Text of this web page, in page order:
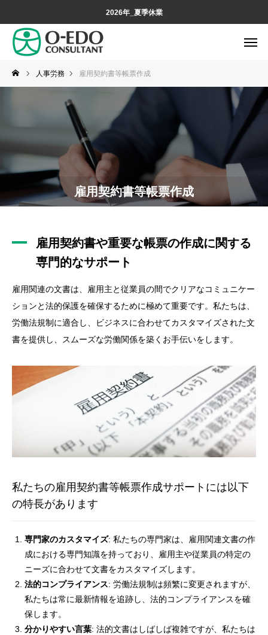
2026年_夏季休業
人事労務 雇用契約書等帳票作成
雇用契約書等帳票作成
雇用契約書や重要な帳票の作成に関する
専門的なサポート
雇用関連の文書は、雇用主と従業員の間でクリアなコミュニケー
ションと法的保護を確保するために極めて重要です。私たちは、
労働法規制に適合し、ビジネスに合わせてカスタマイズされた文
書を提供し、スムーズな労働関係を築くお手伝いをします。
私たちの雇用契約書等帳票作成サポートには以下
の特長があります
専門家のカスタマイズ: 私たちの専門家は、雇用関連文書の作
成における専門知識を持っており、雇用主や従業員の特定の
ニーズに合わせて文書をカスタマイズします。
法的コンプライアンス: 労働法規制は頻繁に変更されますが、
私たちは常に最新情報を追跡し、法的コンプライアンスを確
保します。
分かりやすい言葉: 法的文書はしばしば複雑ですが、私たちは